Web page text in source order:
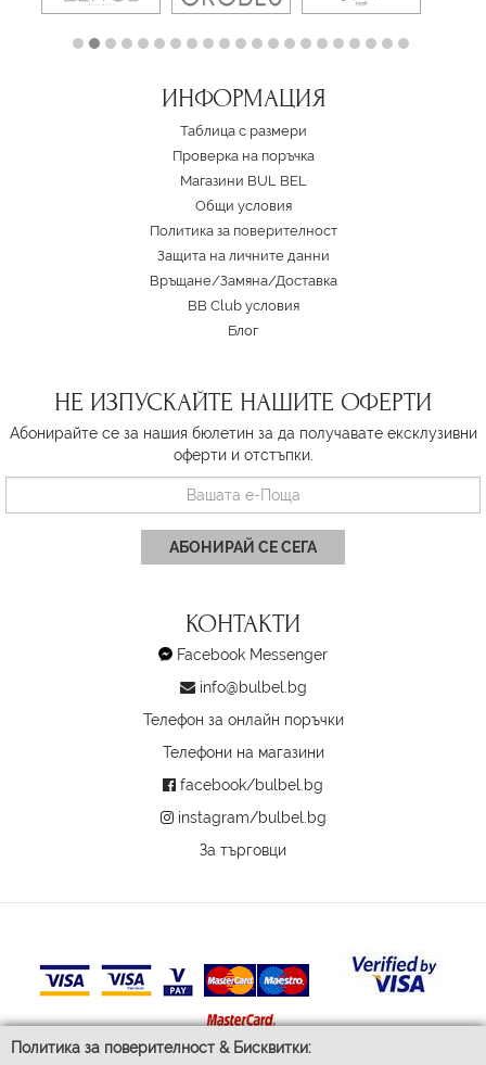
Политика за поверителност & Бисквитки:
ИНФОРМАЦИЯ
Таблица с размери
Проверка на поръчка
Магазини BUL BEL
Oбщи условия
Политика за поверителност
Защита на личните данни
Връщане/Замяна/Доставка
BB Club условия
Блог
НЕ ИЗПУСКАЙТЕ НАШИТЕ ОФЕРТИ
Абонирайте се за нашия бюлетин за да получавате ексклузивни
оферти и отстъпки.
АБОНИРАЙ СЕ СЕГА
КОНТАКТИ
Facebook Messenger
info@bulbel.bg
Телефон за онлайн поръчки
Телефони на магазини
facebook/bulbel.bg
instagram/bulbel.bg
За търговци